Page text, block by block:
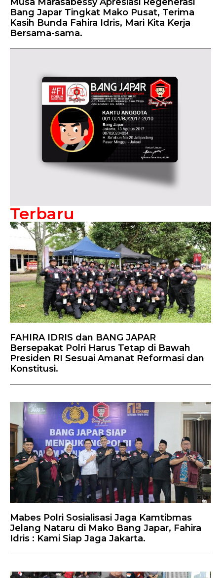
Bang Japar Tingkat Mako Pusat, Terima
Kasih Bunda Fahira Idris, Mari Kita Kerja
Bersama-sama.
Terbaru
FAHIRA IDRIS dan BANG JAPAR
Bersepakat Polri Harus Tetap di Bawah
Presiden RI Sesuai Amanat Reformasi dan
Konstitusi.
Mabes Polri Sosialisasi Jaga Kamtibmas
Jelang Nataru di Mako Bang Japar, Fahira
Idris : Kami Siap Jaga Jakarta.